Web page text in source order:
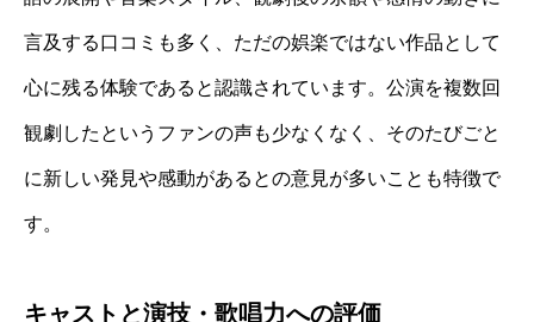
言及する口コミも多く、ただの娯楽ではない作品として
心に残る体験であると認識されています。公演を複数回
観劇したというファンの声も少なくなく、そのたびごと
に新しい発見や感動があるとの意見が多いことも特徴で
す。
キャストと演技・歌唱力への評価